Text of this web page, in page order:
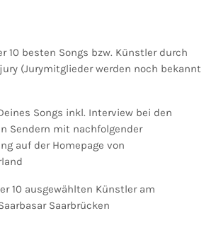
10 besten Songs bzw. Künstler durch
(Jurymitglieder werden noch bekannt
Songs inkl. Interview bei den
Sendern mit nachfolgender
auf der Homepage von
10 ausgewählten Künstler am
Saarbrücken